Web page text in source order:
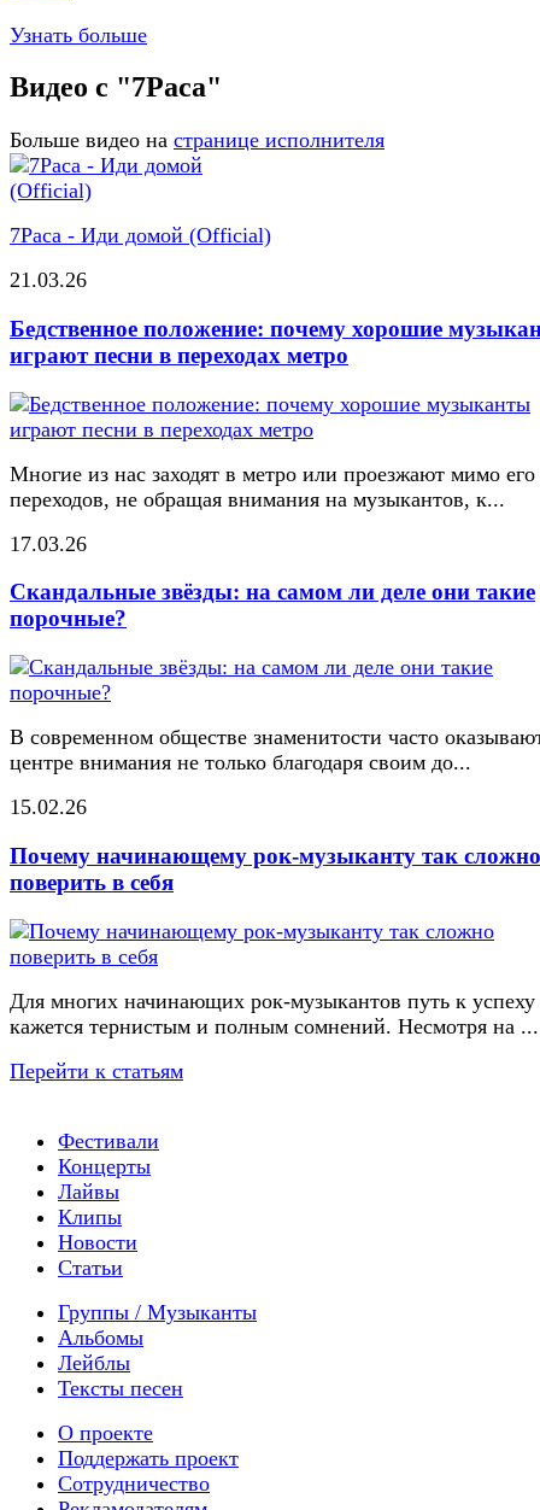
Узнать больше
Видео с "7Раса"
Больше видео на странице исполнителя
7Раса - Иди домой (Official)
21.03.26
Бедственное положение: почему хорошие
играют песни в переходах метро
Многие из нас заходят в метро или проезжают мимо его
переходов, не обращая внимания на музыкантов, к...
17.03.26
Скандальные звёзды: на самом ли деле они такие
порочные?
В современном обществе знаменитости часто
центре внимания не только благодаря своим до...
15.02.26
Почему начинающему рок-музыканту так сложно
поверить в себя
Для многих начинающих рок-музыкантов путь к успеху
кажется тернистым и полным сомнений. Несмотря на ...
Перейти к статьям
Фестивали
Концерты
Лайвы
Клипы
Новости
Статьи
Группы / Музыканты
Альбомы
Лейблы
Тексты песен
О проекте
Поддержать проект
Сотрудничество